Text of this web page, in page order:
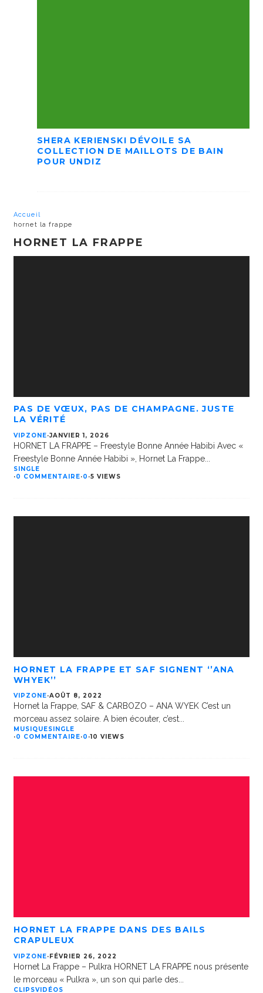
SHERA KERIENSKI DÉVOILE SA
COLLECTION DE MAILLOTS DE BAIN
POUR UNDIZ
Accueil
hornet la frappe
HORNET LA FRAPPE
PAS DE VŒUX, PAS DE CHAMPAGNE. JUSTE
LA VÉRITÉ
VIPZONE·JANVIER 1, 2026
HORNET LA FRAPPE – Freestyle Bonne Année Habibi Avec «
Freestyle Bonne Année Habibi », Hornet La Frappe
SINGLE
·0 COMMENTAIRE·0 ·5 VIEWS
HORNET LA FRAPPE ET SAF SIGNENT ‘’ANA
WHYEK’’
VIPZONE·AOÛT 8, 2022
Hornet la Frappe, SAF & CARBOZO – ANA WYEK C’est un
morceau assez solaire. A bien écouter, c’est...
MUSIQUESINGLE
·0 COMMENTAIRE·0 ·10 VIEWS
HORNET LA FRAPPE DANS DES BAILS
CRAPULEUX
VIPZONE·FÉVRIER 26, 2022
Hornet La Frappe – Pulkra HORNET LA FRAPPE nous présente
le morceau « Pulkra », un son qui parle des
CLIPSVIDÉOS